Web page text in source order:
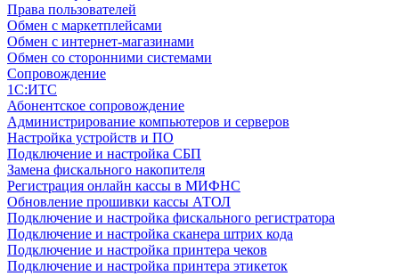
Права пользователей
Обмен с маркетплейсами
Обмен с интернет-магазинами
Обмен со сторонними системами
Сопровождение
1C:ИТС
Абонентское сопровождение
Администрирование компьютеров и серверов
Настройка устройств и ПО
Подключение и настройка СБП
Замена фискального накопителя
Регистрация онлайн кассы в МИФНС
Обновление прошивки кассы АТОЛ
Подключение и настройка фискального регистратора
Подключение и настройка сканера штрих кода
Подключение и настройка принтера чеков
Подключение и настройка принтера этикеток